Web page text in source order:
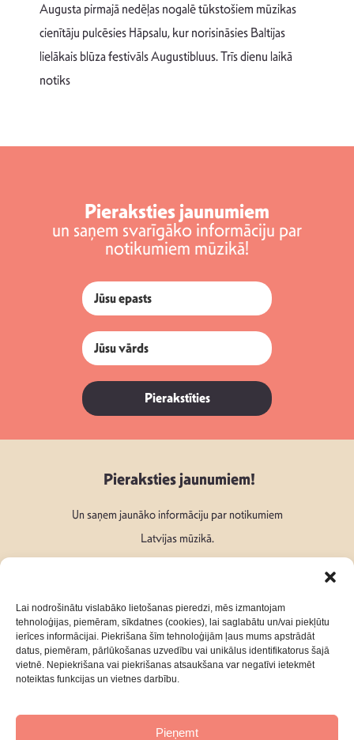
Lai nodrošinātu vislabāko lietošanas pieredzi, mēs izmantojam
tehnoloģijas, piemēram, sīkdatnes (cookies), lai saglabātu un/vai piekļūtu
ierīces informācijai. Piekrišana šīm tehnoloģijām ļaus mums apstrādāt
datus, piemēram, pārlūkošanas uzvedību vai unikālus identifikatorus šajā
vietnē. Nepiekrišana vai piekrišanas atsaukšana var negatīvi ietekmēt
noteiktas funkcijas un vietnes darbību.
Pieņemt
Augusta pirmajā nedēļas nogalē tūkstošiem mūzikas
cienītāju pulcēsies Hāpsalu, kur norisināsies Baltijas
lielākais blūza festivāls Augustibluus. Trīs dienu laikā
notiks
Pieraksties jaunumiem
un saņem svarīgāko informāciju par
notikumiem mūzikā!
Pierakstīties
Pieraksties jaunumiem!
Un saņem jaunāko informāciju par notikumiem
Latvijas mūzikā.
Seko mums: